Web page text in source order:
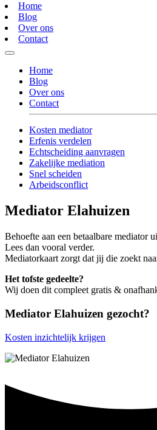
Home
Blog
Over ons
Contact
Home
Blog
Over ons
Contact
Kosten mediator
Erfenis verdelen
Echtscheiding aanvragen
Zakelijke mediation
Snel scheiden
Arbeidsconflict
Mediator Elahuizen
Behoefte aan een betaalbare mediator
Lees dan vooral verder.
Mediatorkaart zorgt dat jij die zoekt
Het tofste gedeelte?
Wij doen dit compleet gratis &
Mediator Elahuizen gezocht?
Kosten inzichtelijk krijgen